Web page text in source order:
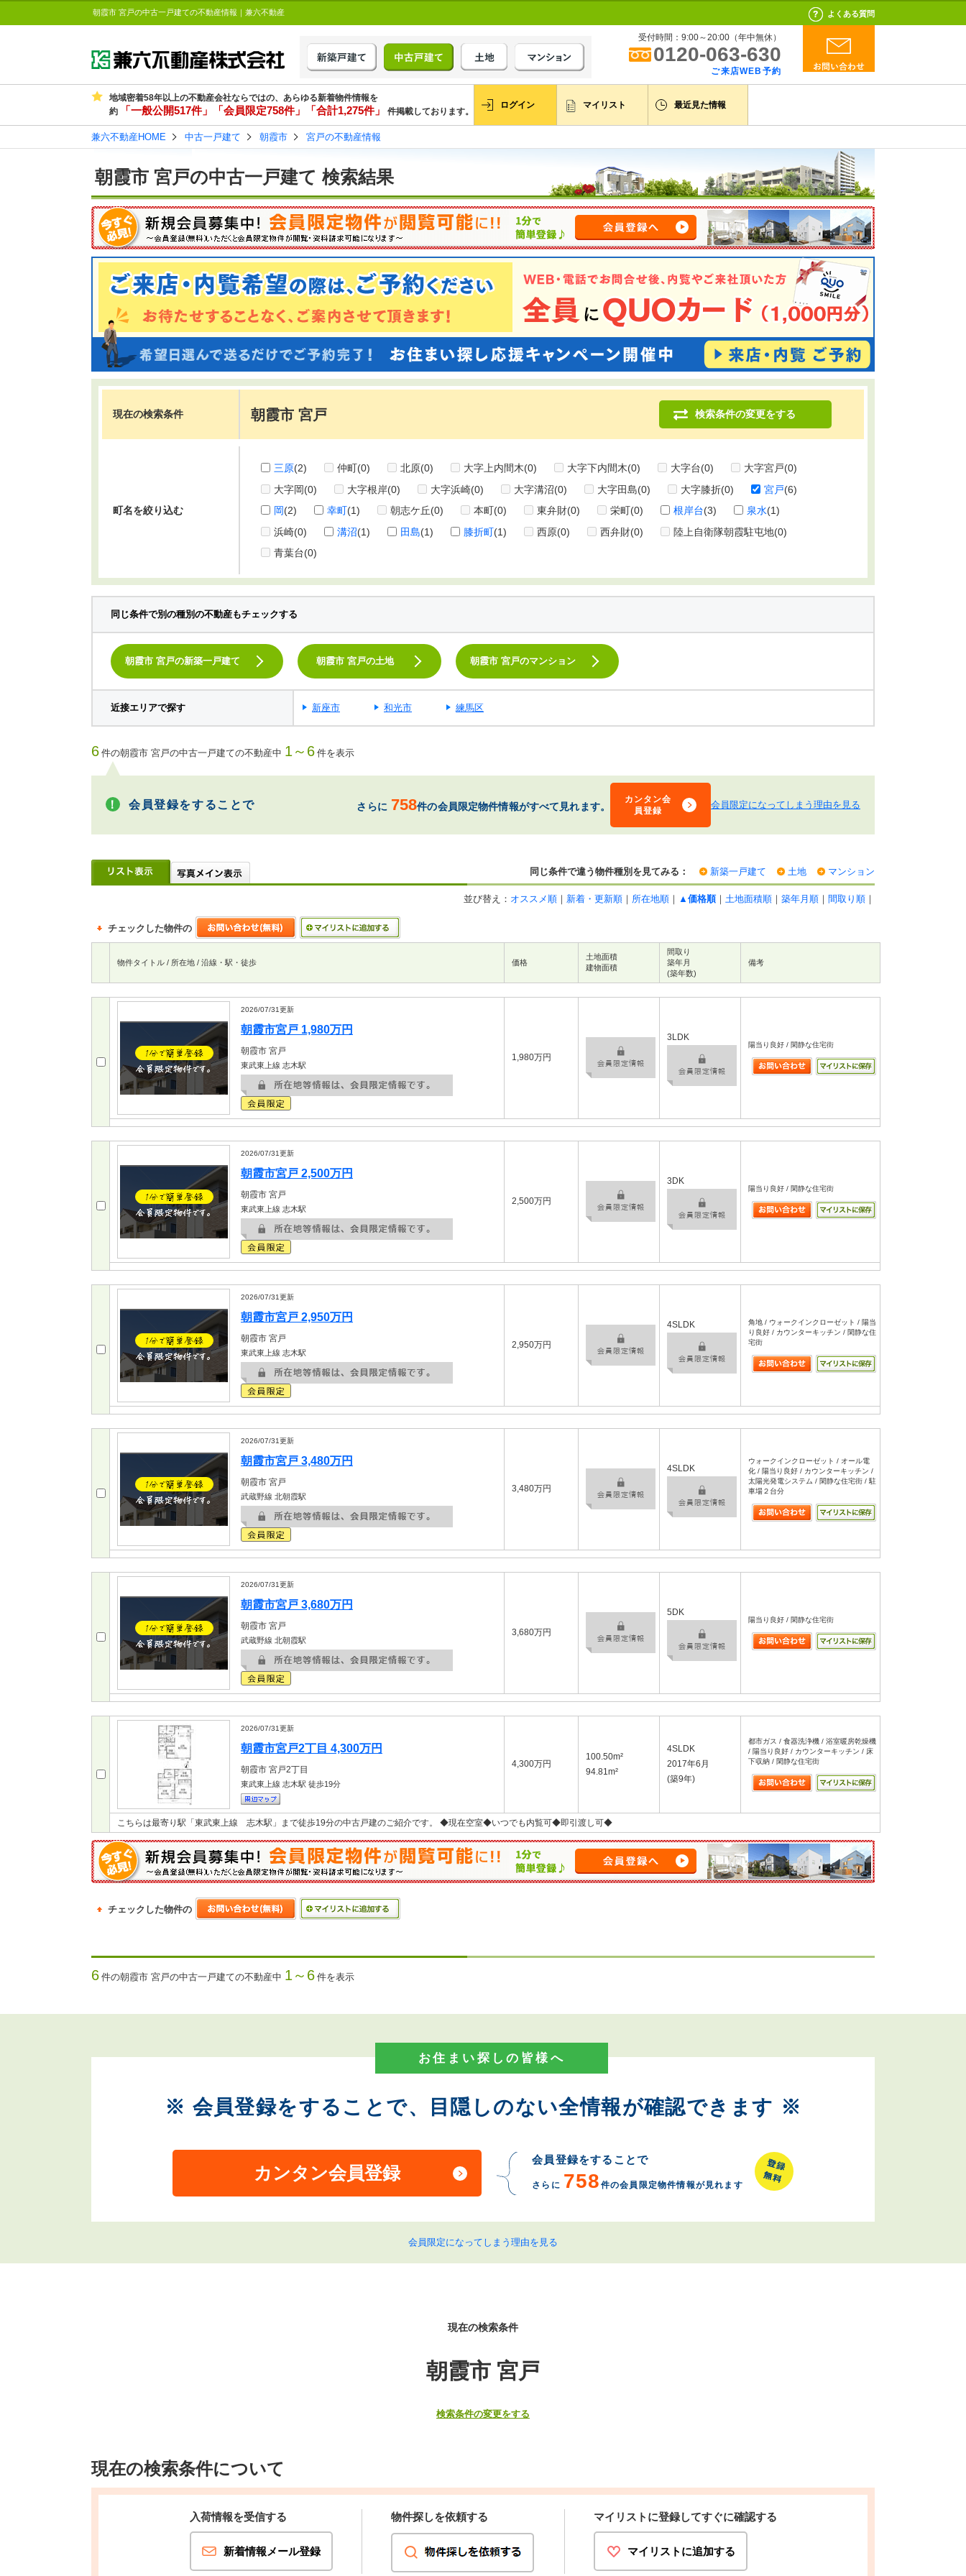
朝霞市 宮戸の中古一戸建ての不動産情報｜兼六不動産 よくある質問
受付時間：9:00～20:00（年中無休）
0120-063-630
ご来店WEB予約
地域密着58年以上の不動産会社ならではの、あらゆる新着物件情報を
約
「一般公開517件」「会員限定758件」「合計1,275件」 件掲載しております。
ログイン マイリスト 最近見た情報
兼六不動産HOME 中古一戸建て 朝霞市 宮戸の不動産情報
朝霞市 宮戸の中古一戸建て 検索結果
現在の検索条件 朝霞市 宮戸 検索条件の変更をする
町名を絞り込む
三原(2) 仲町(0) 北原(0) 大字上内間木(0) 大字下内間木(0) 大字台(0) 大字宮戸(0)
大字岡(0) 大字根岸(0) 大字浜崎(0) 大字溝沼(0) 大字田島(0) 大字膝折(0) 宮戸(6)
岡(2) 幸町(1) 朝志ケ丘(0) 本町(0) 東弁財(0) 栄町(0) 根岸台(3) 泉水(1)
浜崎(0) 溝沼(1) 田島(1) 膝折町(1) 西原(0) 西弁財(0) 陸上自衛隊朝霞駐屯地(0)
青葉台(0)
同じ条件で別の種別の不動産もチェックする
朝霞市 宮戸の新築一戸建て 朝霞市 宮戸の土地 朝霞市 宮戸のマンション
近接エリアで探す 新座市 和光市 練馬区
6 件の朝霞市 宮戸の中古一戸建ての不動産中 1～6 件を表示
会員登録をすることで さらに 758件の会員限定物件情報がすべて見れます。
カンタン会
員登録
会員限定になってしまう理由を見る
同じ条件で違う物件種別を見てみる： 新築一戸建て 土地 マンション
並び替え： オススメ順 ｜ 新着・更新順 ｜ 所在地順 ｜ ▲価格順｜ 土地面積順 ｜ 築年月順 ｜ 間取り順 ｜
チェックした物件の
物件タイトル / 所在地 / 沿線・駅・徒歩 価格
土地面積
建物面積
間取り
築年月
(築年数)
備考
2026/07/31更新
朝霞市宮戸 1,980万円
朝霞市 宮戸
東武東上線 志木駅
1,980万円
3LDK
陽当り良好 / 閑静な住宅街
2026/07/31更新
朝霞市宮戸 2,500万円
朝霞市 宮戸
東武東上線 志木駅
2,500万円
3DK
陽当り良好 / 閑静な住宅街
2026/07/31更新
朝霞市宮戸 2,950万円
朝霞市 宮戸
東武東上線 志木駅
2,950万円
4SLDK
角地 / ウォークインクローゼット / 陽当
り良好 / カウンターキッチン / 閑静な住
宅街
2026/07/31更新
朝霞市宮戸 3,480万円
朝霞市 宮戸
武蔵野線 北朝霞駅
3,480万円
4SLDK
ウォークインクローゼット / オール電
化 / 陽当り良好 / カウンターキッチン /
太陽光発電システム / 閑静な住宅街 / 駐
車場２台分
2026/07/31更新
朝霞市宮戸 3,680万円
朝霞市 宮戸
武蔵野線 北朝霞駅
3,680万円
5DK
陽当り良好 / 閑静な住宅街
2026/07/31更新
朝霞市宮戸2丁目 4,300万円
朝霞市 宮戸2丁目
東武東上線 志木駅 徒歩19分
4,300万円
100.50m²
94.81m²
4SLDK
2017年6月
(築9年)
都市ガス / 食器洗浄機 / 浴室暖房乾燥機
/ 陽当り良好 / カウンターキッチン / 床
下収納 / 閑静な住宅街
こちらは最寄り駅「東武東上線 志木駅」まで徒歩19分の中古戸建のご紹介です。 ◆現在空室◆いつでも内覧可◆即引渡し可◆
チェックした物件の
6 件の朝霞市 宮戸の中古一戸建ての不動産中 1～6 件を表示
お住まい探しの皆様へ
※ 会員登録をすることで、目隠しのない全情報が確認できます ※
カンタン会員登録
会員登録をすることで
さらに 758 件の会員限定物件情報が見れます
会員限定になってしまう理由を見る
現在の検索条件
朝霞市 宮戸
検索条件の変更をする
現在の検索条件について
入荷情報を受信する
新着情報メール登録
物件探しを依頼する マイリストに登録してすぐに確認する
マイリストに追加する